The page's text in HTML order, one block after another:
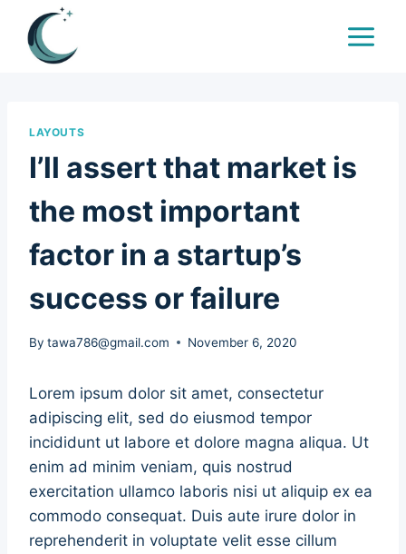
content
LAYOUTS
I’ll assert that market is
the most important
factor in a startup’s
success or failure
By tawa786@gmail.com November 6, 2020
Lorem ipsum dolor sit amet, consectetur
adipiscing elit, sed do eiusmod tempor
incididunt ut labore et dolore magna aliqua. Ut
enim ad minim veniam, quis nostrud
exercitation ullamco laboris nisi ut aliquip ex ea
commodo consequat. Duis aute irure dolor in
reprehenderit in voluptate velit esse cillum